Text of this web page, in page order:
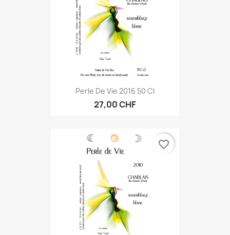
Perle De Vie 2016 50 Cl
27,00 CHF
favorite_border